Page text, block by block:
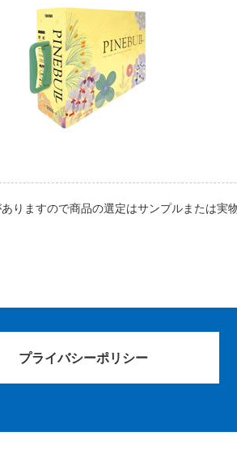
ますので商品の選定はサンプルまたは実
プライバシーポリシー